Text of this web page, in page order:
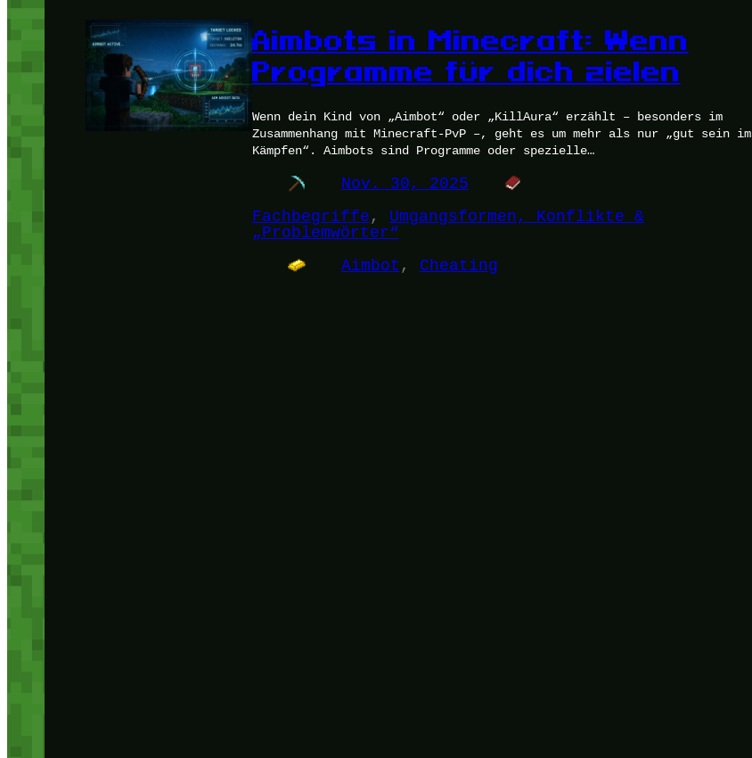
Aimbots in Minecraft: Wenn
Programme für dich zielen
Wenn dein Kind von „Aimbot“ oder „KillAura“ erzählt – besonders im
Zusammenhang mit Minecraft-PvP –, geht es um mehr als nur „gut sein im
Kämpfen“. Aimbots sind Programme oder spezielle…
Nov. 30, 2025
Fachbegriffe , Umgangsformen, Konflikte &
„Problemwörter“
Aimbot , Cheating